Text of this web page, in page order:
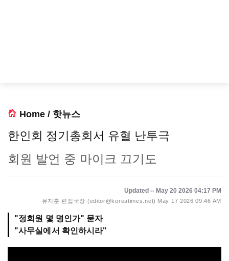
Home / 핫뉴스
한인회 정기총회서 유혈 난투극
회원 발언 중 마이크 끄기도
Updated -- May 20 2026 04:17 PM
유지훈 편집국장 (editor@koreatimes.net) May 17 2026 09:46 AM
"정회원 몇 명인가" 묻자
"사무실에서 확인하시라"